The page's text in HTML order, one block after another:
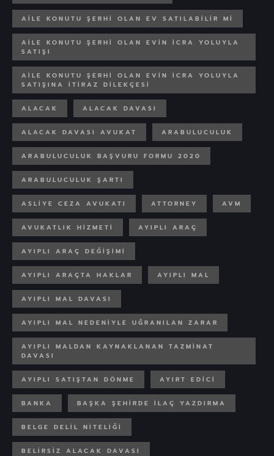
AILE KONUTU ŞERHI OLAN EV SATILABILIR MI
AILE KONUTU ŞERHI OLAN EVIN ICRA YOLUYLA
SATIŞI
AILE KONUTU ŞERHI OLAN EVIN ICRA YOLUYLA
SATIŞINA ITIRAZ DILEKÇESI
ALACAK ALACAK DAVASI
ALACAK DAVASI AVUKAT ARABULUCULUK
ARABULUCULUK BAŞVURU FORMU 2020
ARABULUCULUK ŞARTI
ASLIYE CEZA AVUKATI ATTORNEY AVM
AVUKATLIK HIZMETI AYIPLI ARAÇ
AYIPLI ARAÇ DEĞIŞIMI
AYIPLI ARAÇTA HAKLAR AYIPLI MAL
AYIPLI MAL DAVASI
AYIPLI MAL NEDENIYLE UĞRANILAN ZARAR
AYIPLI MALDAN KAYNAKLANAN TAZMINAT
DAVASI
AYIPLI SATIŞTAN DÖNME AYIRT EDICI
BANKA BAŞKA ŞEHIRDE ILAÇ YAZDIRMA
BELGE DELIL NITELIĞI
BELIRSIZ ALACAK DAVASI